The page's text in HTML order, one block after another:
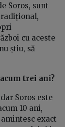
Soros, sunt
cu aceste
știu, să
trei ani?
Soros este
10 ani,
exact